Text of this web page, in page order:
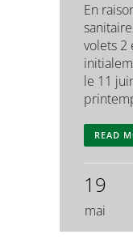
En
volets 2
le 11
READ
19
mai